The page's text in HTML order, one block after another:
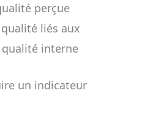
perçue
liés aux
qualité interne
un indicateur